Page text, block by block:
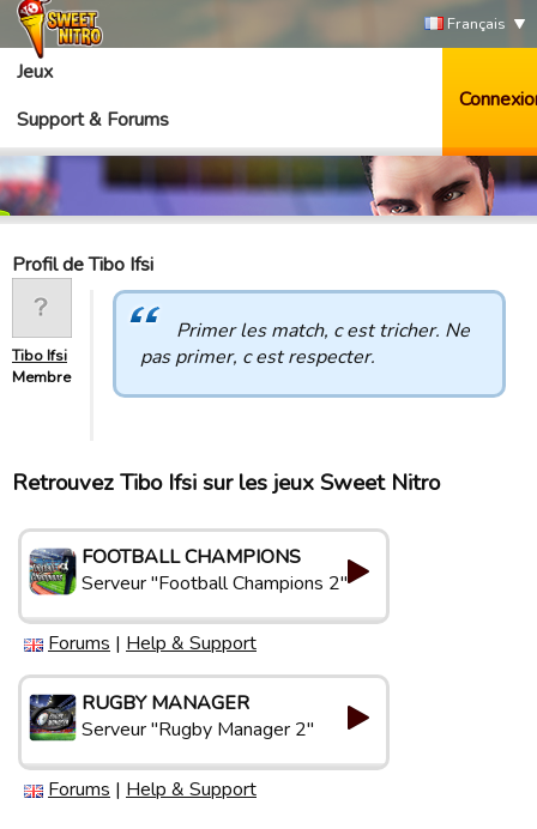
Français
Jeux
Support & Forums
Profil de Tibo Ifsi
Tibo Ifsi
Membre
Primer les match, c est tricher. Ne
pas primer, c est respecter.
Retrouvez Tibo Ifsi sur les jeux Sweet Nitro
FOOTBALL CHAMPIONS
Serveur "Football Champions 2"
Forums | Help & Support
RUGBY MANAGER
Serveur "Rugby Manager 2"
Forums | Help & Support